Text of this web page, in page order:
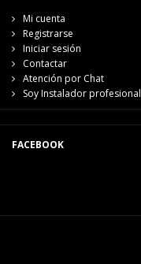
Mi cuenta
Registrarse
Iniciar sesión
Contactar
Atención por Chat
Soy Instalador profesional
FACEBOOK